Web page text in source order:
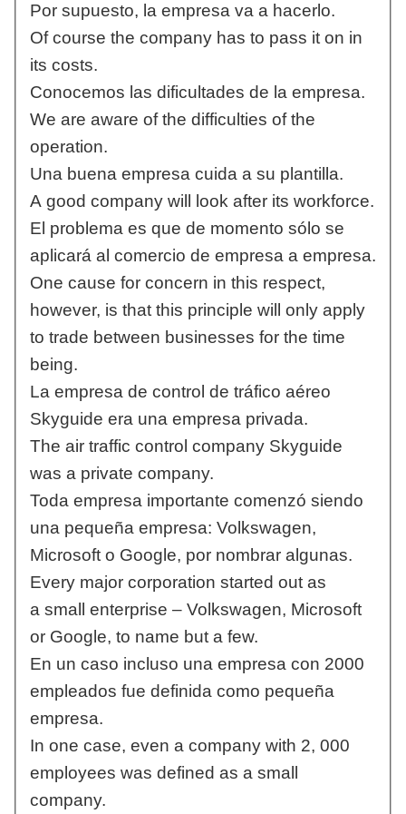
Por supuesto, la empresa va a hacerlo.
Of course the company has to pass it on in
its costs.
Conocemos las dificultades de la empresa.
We are aware of the difficulties of the
operation.
Una buena empresa cuida a su plantilla.
A good company will look after its workforce.
El problema es que de momento sólo se
aplicará al comercio de empresa a empresa.
One cause for concern in this respect,
however, is that this principle will only apply
to trade between businesses for the time
being.
La empresa de control de tráfico aéreo
Skyguide era una empresa privada.
The air traffic control company Skyguide
was a private company.
Toda empresa importante comenzó siendo
una pequeña empresa: Volkswagen,
Microsoft o Google, por nombrar algunas.
Every major corporation started out as
a small enterprise – Volkswagen, Microsoft
or Google, to name but a few.
En un caso incluso una empresa con 2000
empleados fue definida como pequeña
empresa.
In one case, even a company with 2, 000
employees was defined as a small
company.